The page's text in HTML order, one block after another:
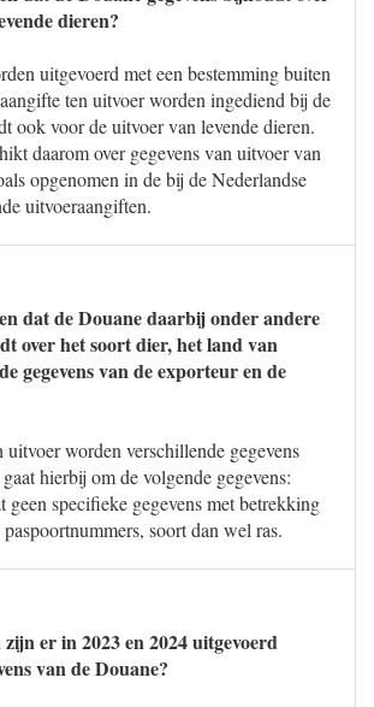
dieren?
uitgevoerd met een bestemming buiten
ten uitvoer worden ingediend bij de
ook voor de uitvoer van levende dieren.
daarom over gegevens van uitvoer van
opgenomen in de bij de Nederlandse
uitvoeraangiften.
dat de Douane daarbij onder andere
over het soort dier, het land van
gegevens van de exporteur en de
uitvoer worden verschillende gegevens
hierbij om de volgende gegevens:
geen specifieke gegevens met betrekking
soort dan wel ras.
zijn er in 2023 en 2024 uitgevoerd
van de Douane?